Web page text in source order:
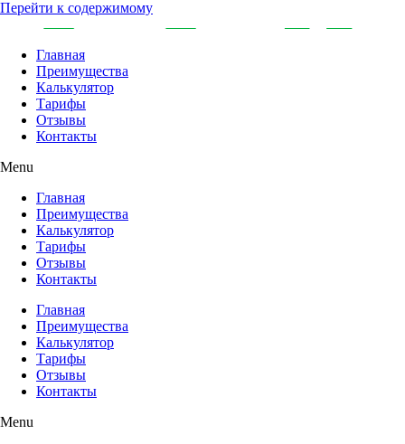
Перейти к содержимому
Главная
Преимущества
Калькулятор
Тарифы
Отзывы
Контакты
Menu
Главная
Преимущества
Калькулятор
Тарифы
Отзывы
Контакты
Главная
Преимущества
Калькулятор
Тарифы
Отзывы
Контакты
Menu